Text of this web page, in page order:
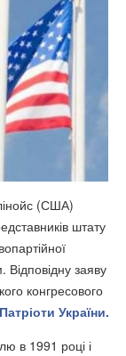
(США)
штату
заяву
конгресового
Патріоти України.
в 1991 році і